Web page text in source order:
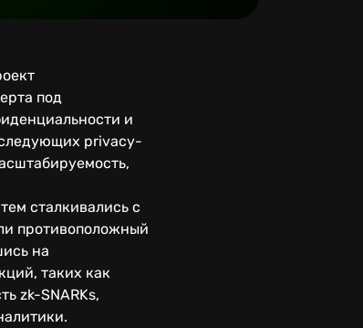
под
и
privacy-
сталкивались с
противоположный
на
таких как
zk-SNARKs,